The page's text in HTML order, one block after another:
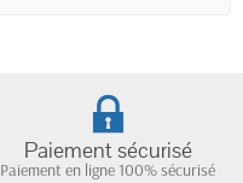
Paiement sécurisé
Paiement en ligne 100% sécurisé